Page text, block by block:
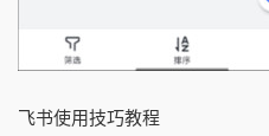
飞书使用技巧教程